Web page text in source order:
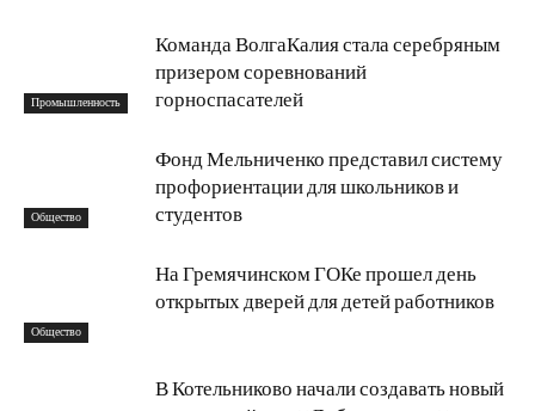
Промышленность
Команда ВолгаКалия стала серебряным
призером соревнований
горноспасателей
Общество
Фонд Мельниченко представил систему
профориентации для школьников и
студентов
Общество
На Гремячинском ГОКе прошел день
открытых дверей для детей работников
В Котельниково начали создавать новый